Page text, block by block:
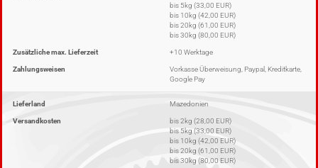
bis 5kg (33,00 EUR)
bis 10kg (42,00 EUR)
bis 20kg (61,00 EUR)
bis 30kg (80,00 EUR)
Zusätzliche max. Lieferzeit +10 Werktage
Zahlungsweisen
Vorkasse Überweisung, Paypal, Kreditkarte,
Google Pay
Lieferland Mazedonien
Versandkosten
bis 2kg (28,00 EUR)
bis 5kg (33,00 EUR)
bis 10kg (42,00 EUR)
bis 20kg (61,00 EUR)
bis 30kg (80,00 EUR)